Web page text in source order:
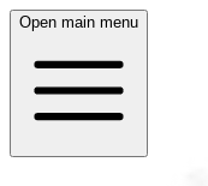
Open main menu